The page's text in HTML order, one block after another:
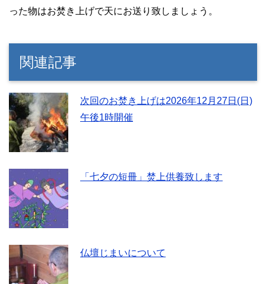
った物はお焚き上げで天にお送り致しましょう。
関連記事
次回のお焚き上げは2026年12月27日(日)
午後1時開催
「七夕の短冊」焚上供養致します
仏壇じまいについて